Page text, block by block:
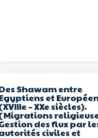
Shawam entre
et
– XXe siècles).
des flux par
civiles et